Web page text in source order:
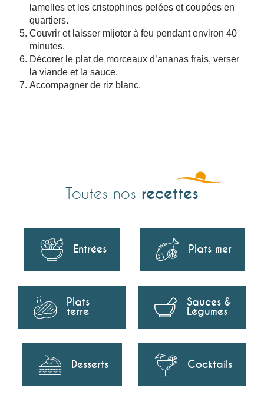
lamelles et les cristophines pelées et coupées en
quartiers.
Couvrir et laisser mijoter à feu pendant environ 40
minutes.
Décorer le plat de morceaux d’ananas frais, verser
la viande et la sauce.
Accompagner de riz blanc.
Toutes nos recettes
Entrées Plats mer
Plats
terre
Sauces &
Légumes
Desserts Cocktails